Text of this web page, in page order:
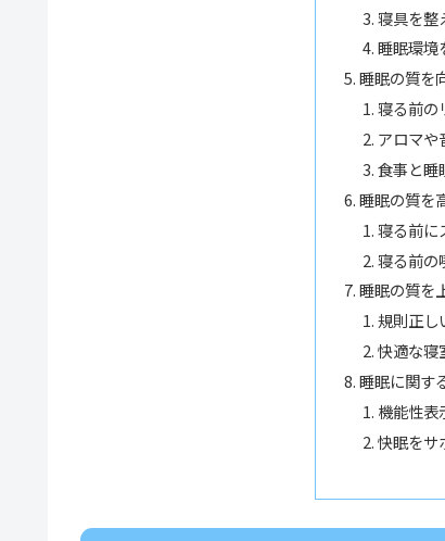
寝具を整
睡眠環境
睡眠の質を
寝る前の
アロマや
食事と睡
睡眠の質を
寝る前に
寝る前の
睡眠の質を
規則正し
快適な寝
睡眠に関す
機能性表
快眠をサ